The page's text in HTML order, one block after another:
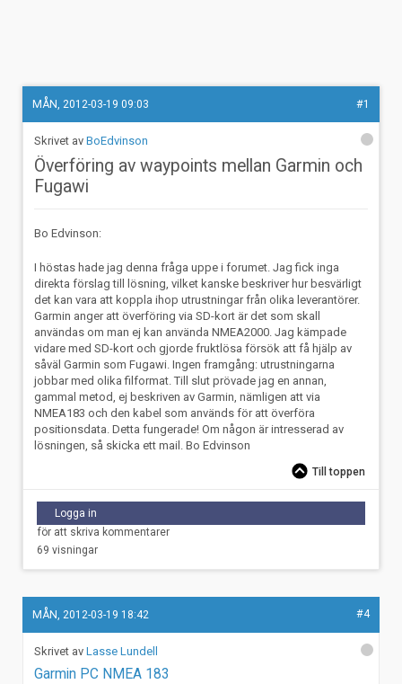
MÅN, 2012-03-19 09:03 #1
BoEdvinson
Överföring av waypoints mellan Garmin och
Fugawi
Bo Edvinson:
I höstas hade jag denna fråga uppe i forumet. Jag fick inga
direkta förslag till lösning, vilket kanske beskriver hur besvärligt
det kan vara att koppla ihop utrustningar från olika leverantörer.
Garmin anger att överföring via SD-kort är det som skall
användas om man ej kan använda NMEA2000. Jag kämpade
vidare med SD-kort och gjorde fruktlösa försök att få hjälp av
såväl Garmin som Fugawi. Ingen framgång: utrustningarna
jobbar med olika filformat. Till slut prövade jag en annan,
gammal metod, ej beskriven av Garmin, nämligen att via
NMEA183 och den kabel som används för att överföra
positionsdata. Detta fungerade! Om någon är intresserad av
lösningen, så skicka ett mail. Bo Edvinson
Till toppen
Logga in
för att skriva kommentarer
69 visningar
MÅN, 2012-03-19 18:42 #4
Lasse Lundell
Garmin PC NMEA 183